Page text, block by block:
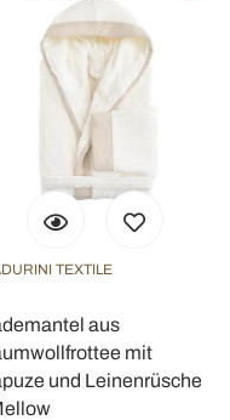
TEXTILE
aus
mit
und Leinenrüsche